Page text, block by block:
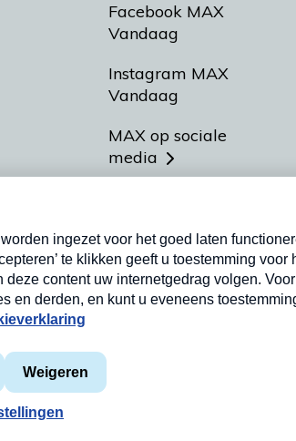
Facebook MAX
Vandaag
Instagram MAX
Vandaag
MAX op sociale
media
Meldpunt Actueel
Heel Holland Bakt
Cookieverklaring
Neem